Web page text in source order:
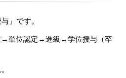
」です。
単位認定→進級→学位授与（卒